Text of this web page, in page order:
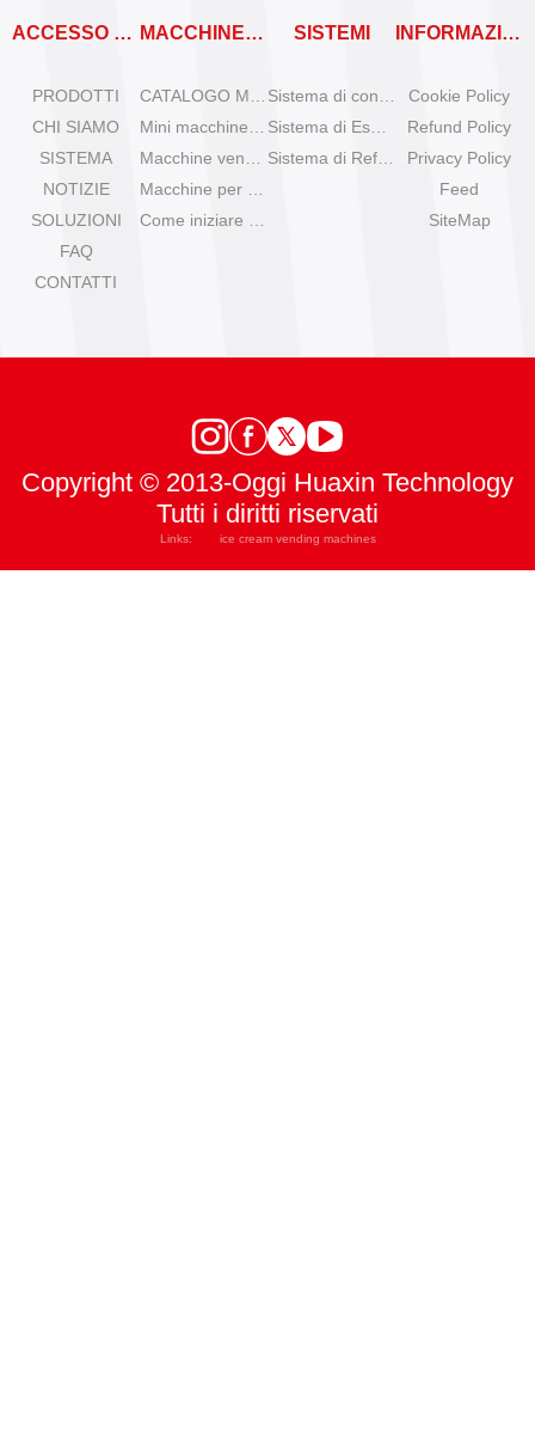
ACCESSO RAPIDO
PRODOTTI
CHI SIAMO
SISTEMA
NOTIZIE
SOLUZIONI
FAQ
CONTATTI
MACCHINE VENDITRICI SISTEMI INFORMAZIONI
Cookie Policy
Refund Policy
Privacy Policy
Feed
SiteMap
Copyright © 2013-Oggi Huaxin Technology
Tutti i diritti riservati
Links: ice cream vending machines